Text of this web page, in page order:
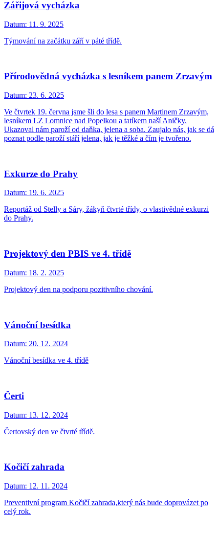
Zářijová vycházka
Datum: 11. 9. 2025
Týmování na začátku září v páté třídě.
Přírodovědná vycházka s lesníkem panem Zrzavým
Datum: 23. 6. 2025
Ve čtvrtek 19. června jsme šli do lesa s panem Martinem Zrzavým,
lesníkem LZ Lomnice nad Popelkou a tatíkem naší Aničky.
Ukazoval nám paroží od daňka, jelena a soba. Zaujalo nás, jak se dá
poznat podle paroží stáří jelena, jak je těžké a čím je tvořeno.
Exkurze do Prahy
Datum: 19. 6. 2025
Reportáž od Stelly a Sáry, žákyň čtvrté třídy, o vlastivědné exkurzi
do Prahy.
Projektový den PBIS ve 4. třídě
Datum: 18. 2. 2025
Projektový den na podporu pozitivního chování.
Vánoční besídka
Datum: 20. 12. 2024
Vánoční besídka ve 4. třídě
Čerti
Datum: 13. 12. 2024
Čertovský den ve čtvrté třídě.
Kočičí zahrada
Datum: 12. 11. 2024
Preventivní program Kočičí zahrada,který nás bude doprovázet po
celý rok.